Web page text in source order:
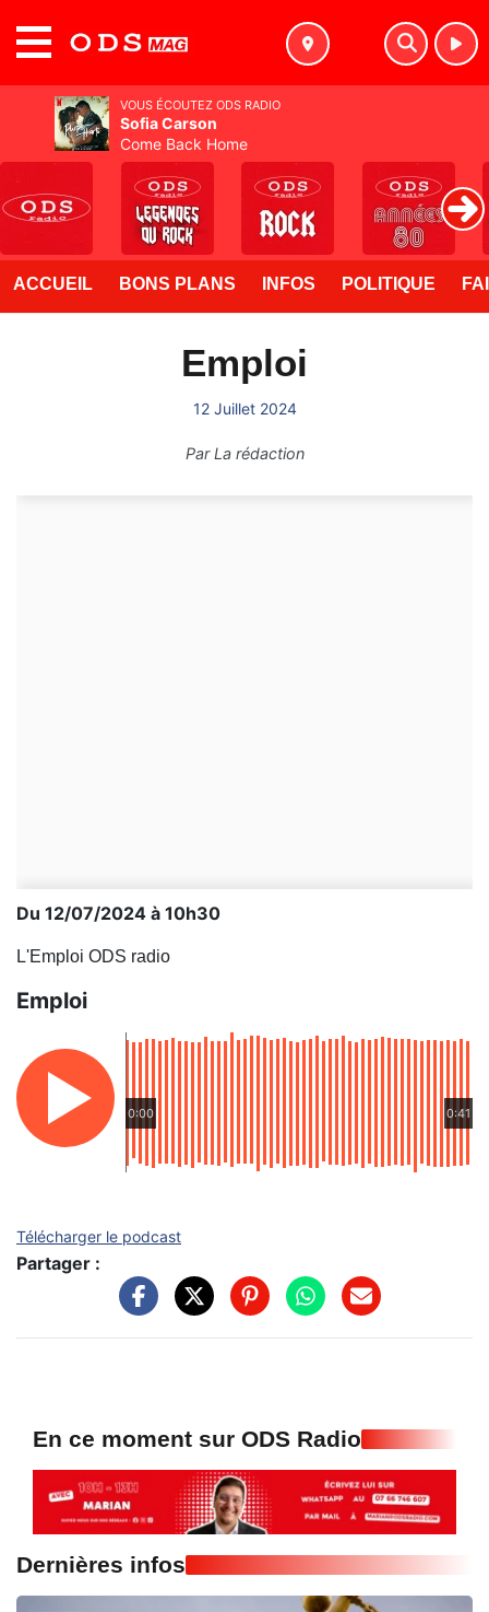
ACCUEIL BONS PLANS INFOS POLITIQUE
Emploi
12 Juillet 2024
ParLa rédaction
Du 12/07/2024 à 10h30
L'Emploi ODS radio
Emploi
0:00 0:41
Télécharger le podcast
Partager :
En ce moment sur ODS Radio
Dernières infos
VOUS ÉCOUTEZ ODS RADIO
Sofia Carson
Come Back Home